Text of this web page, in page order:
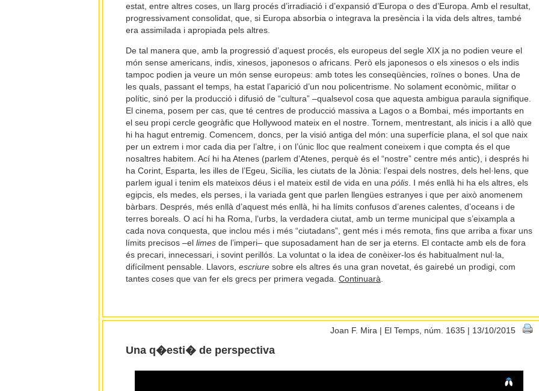
estat, entre altres coses, un llarg procés d’irradiació i d’expansió d’Europa o des d’Europa. Amb el resultat,
progressivament consolidat, que, si Europa absorbia o integrava la presència i la vida dels altres, també
era assimilada i apropiada pels altres.
De tal manera que, amb la progressió d’aquest procés, els europeus del segle XIX ja no podien veure el
món sense americans, indis, xinesos, japonesos o africans. Però els japonesos o els xinesos o els indis
tampoc podien ja veure un món sense europeus: amb totes les conseqüències, roïnes o bones. Una de
les quals, passant el temps, ha estat l’aparició d’un nou policentrisme. No solament econòmic, militar o
polític, sinó per la producció i difusió de “cultura” –qualsevol cosa que aquesta ambigua paraula signifique.
El cinema, posem per cas, que té centres de producció massiva a Lagos o a Bombai, més importants en
el seu propi cercle geogràfic que Hollywood mateix en el nostre. Tornem, mentrestant, als inicis i a allò que
hi ha hagut entremig. Comencem, doncs, per la visió antiga del món: una superfície plana, el sol que naix
per un extrem i mor cada dia per l’altre, i on l’únic lloc que realment coneixem i que compta és el que
nosaltres habitem. Ací hi ha Atenes (parlem d’Atenes, perquè és el “nostre” centre més antic), i després hi
ha Corint, Esparta, les illes de l’Egeu, Sicília, les ciutats de la Jònia: l’espai dels nostres, dels hel·lens, que
parlem igual i tenim els mateixos déus i el mateix estil de vida en una pólis. I més enllà hi ha els altres, els
egipcis, els medes, els perses, i la variada gent que parlen llengües estranyes i que per això anomenem
bàrbars. Després, més enllà d’aquest més enllà, hi ha límits confusos d’arenes calentes, d’oceans i de
terres boreals. O ací hi ha Roma, l’urbs, la verdadera ciutat, amb un terme municipal que s’eixampla a
cada nova conquesta, que inclou més i més “ciutadans”, gent més i més remota, fins que arriba a fixar uns
límits precisos –el limesde l’imperi– que suposadament han de ser ja eterns. El contacte amb els de fora
és precari, innecessari, i sovint perillós. La voluntat o la idea de conèixer-los és habitualment nul·la,
difícilment pensable. Llavors, escriuresobre els altres és una gran novetat, és gairebé un prodigi, com
tantes coses que van fer els grecs per primera vegada. Continuarà.
Joan F. Mira | El Temps, núm. 1635 | 13/10/2015
Una q�esti� de perspectiva